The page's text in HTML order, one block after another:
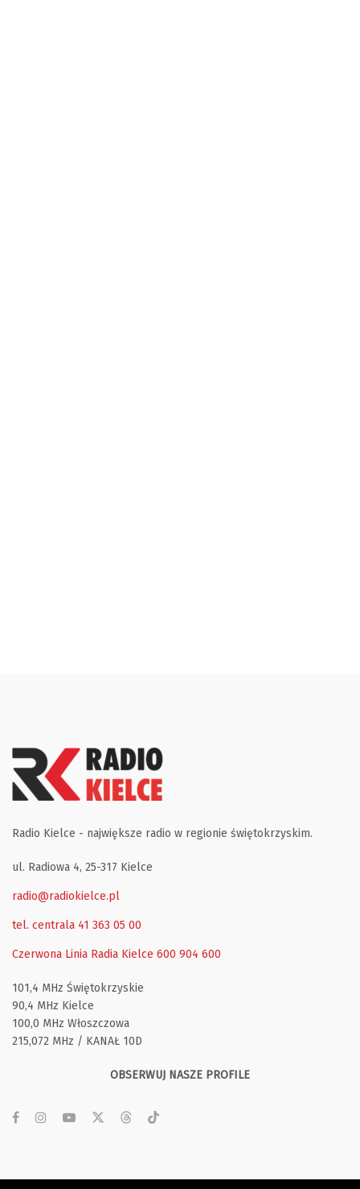
Radio Kielce - największe radio w regionie świętokrzyskim.
ul. Radiowa 4, 25-317 Kielce
radio@radiokielce.pl
tel. centrala 41 363 05 00
Czerwona Linia Radia Kielce 600 904 600
101,4 MHz Świętokrzyskie
90,4 MHz Kielce
100,0 MHz Włoszczowa
215,072 MHz / KANAŁ 10D
OBSERWUJ NASZE PROFILE